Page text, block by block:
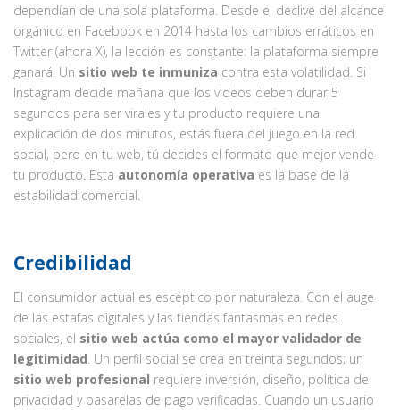
dependían de una sola plataforma. Desde el declive del alcance
orgánico en Facebook en 2014 hasta los cambios erráticos en
Twitter (ahora X), la lección es constante: la plataforma siempre
ganará. Un sitio web te inmuniza contra esta volatilidad. Si
Instagram decide mañana que los videos deben durar 5
segundos para ser virales y tu producto requiere una
explicación de dos minutos, estás fuera del juego en la red
social, pero en tu web, tú decides el formato que mejor vende
tu producto. Esta autonomía operativa es la base de la
estabilidad comercial.
Credibilidad
El consumidor actual es escéptico por naturaleza. Con el auge
de las estafas digitales y las tiendas fantasmas en redes
sociales, el sitio web actúa como el mayor validador de
legitimidad . Un perfil social se crea en treinta segundos; un
sitio web profesional requiere inversión, diseño, política de
privacidad y pasarelas de pago verificadas. Cuando un usuario